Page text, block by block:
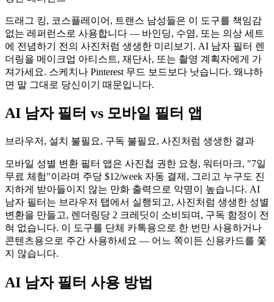
드래그 킹, 코스플레이어, 트랜스 남성들은 이 도구를 책임감
없는 레퍼런스로 사용합니다 — 바인딩, 수염, 또는 의상 세트
에 전념하기 전의 사진처럼 생생한 미리보기. AI 남자 필터 렌
더링을 메이크업 아티스트, 재단사, 또는 촬영 계획자에게 가
져가세요. 스케치나 Pinterest 무드 보드보다 낫습니다. 왜냐하
면 말 그대로 당신이기 때문입니다.
AI 남자 필터 vs 모바일 필터 앱
브라우저, 설치 불필요, 구독 불필요, 사진처럼 생생한 결과
모바일 성별 변환 필터 앱은 사진첩 권한 요청, 워터마크, "7일
무료 체험"이라며 주당 $12/week 자동 결제, 그리고 누구도 진
지하게 받아들이지 않는 만화 출력으로 악명이 높습니다. AI
남자 필터는 브라우저 탭에서 실행되고, 사진처럼 생생한 성별
변환을 만들고, 렌더링당 2 크레딧이 소비되며, 구독 함정이 전
혀 없습니다. 이 도구를 단체 카톡용으로 한 번만 사용하거나
콘텐츠용으로 주간 사용하세요 — 어느 쪽이든 신용카드를 쫓
지 않습니다.
AI 남자 필터 사용 방법